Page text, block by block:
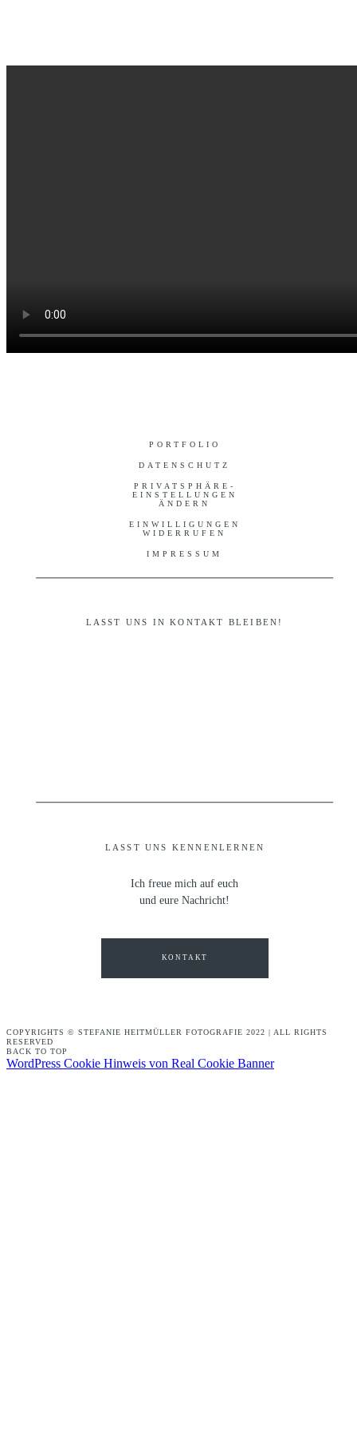
PORTFOLIO
DATENSCHUTZ
PRIVATSPHÄRE-
EINSTELLUNGEN
ÄNDERN
EINWILLIGUNGEN
WIDERRUFEN
IMPRESSUM
LASST UNS KENNENLERNEN
LASST UNS IN KONTAKT BLEIBEN!
Ich freue mich auf euch
und eure Nachricht!
KONTAKT
COPYRIGHTS © STEFANIE HEITMÜLLER FOTOGRAFIE 2022 | ALL RIGHTS
RESERVED
BACK TO TOP
WordPress Cookie Hinweis von Real Cookie Banner